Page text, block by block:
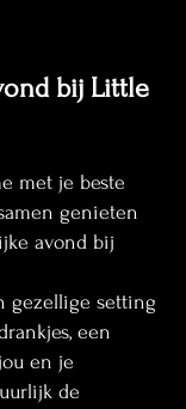
bij Little
met je beste
genieten
avond bij
gezellige setting
een
en je
de